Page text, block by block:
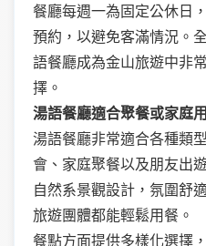
餐廳每週一為固定公休日
預約，以避免客滿情況。
語餐廳成為金山旅遊中非
擇。
湯語餐廳適合聚餐或家庭
湯語餐廳非常適合各種類
會、家庭聚餐以及朋友出
自然系景觀設計，氛圍舒
旅遊團體都能輕鬆用餐。
餐點方面提供多樣化選擇